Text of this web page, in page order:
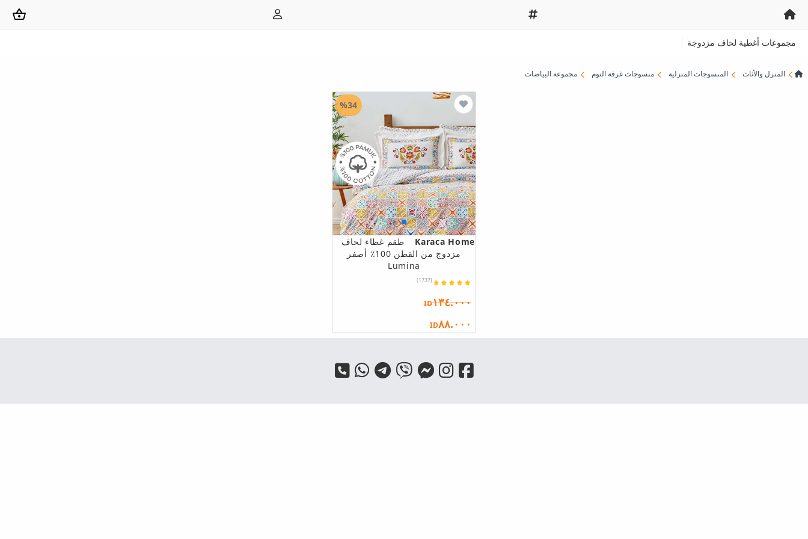
مجموعات أغطية لحاف مزدوجة
المنزل والأثاث المنسوجات المنزلية منسوجات غرفة النوم مجموعة البياضات
Karaca Home
طقم غطاء لحاف
مزدوج من القطن 100٪ أصفر
Lumina
(1737)
ID١٣٤.٠٠٠
ID٨٨.٠٠٠
%34